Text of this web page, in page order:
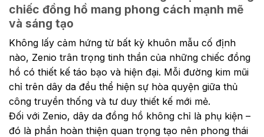
chiếc đồng hồ mang phong cách mạnh mẽ
và sáng tạo
Không lấy cảm hứng từ bất kỳ khuôn mẫu cố định
nào, Zenio trân trọng tinh thần của những chiếc đồng
hồ có thiết kế táo bạo và hiện đại. Mỗi đường kim mũi
chỉ trên dây da đều thể hiện sự hòa quyện giữa thủ
công truyền thống và tư duy thiết kế mới mẻ.
Đối với Zenio, dây da đồng hồ không chỉ là phụ kiện –
đó là phần hoàn thiện quan trọng tạo nên phong thái